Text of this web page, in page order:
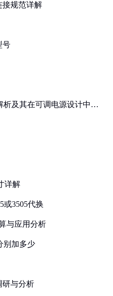
接规范详解
号
析及其在可调电源设计中的
详解
或3505代换
与应用分析
别加多少
研与分析